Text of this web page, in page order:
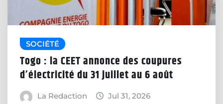
SOCIÉTÉ
Togo : la CEET annonce des coupures
d’électricité du 31 juillet au 6 août
La Redaction Jul 31, 2026